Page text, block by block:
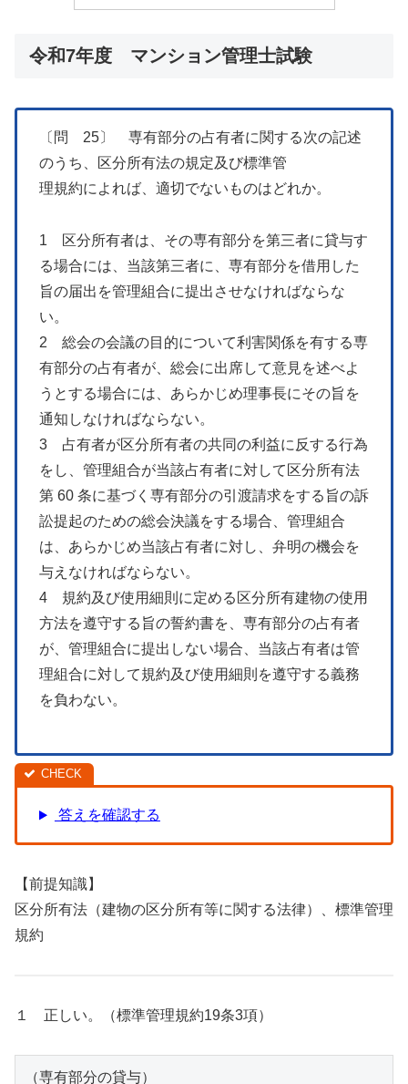
令和7年度 マンション管理士試験
〔問 25〕 専有部分の占有者に関する次の記述
のうち、区分所有法の規定及び標準管
理規約によれば、適切でないものはどれか。
1 区分所有者は、その専有部分を第三者に貸与す
る場合には、当該第三者に、専有部分を借用した
旨の届出を管理組合に提出させなければならな
い。
2 総会の会議の目的について利害関係を有する専
有部分の占有者が、総会に出席して意見を述べよ
うとする場合には、あらかじめ理事長にその旨を
通知しなければならない。
3 占有者が区分所有者の共同の利益に反する行為
をし、管理組合が当該占有者に対して区分所有法
第 60 条に基づく専有部分の引渡請求をする旨の訴
訟提起のための総会決議をする場合、管理組合
は、あらかじめ当該占有者に対し、弁明の機会を
与えなければならない。
4 規約及び使用細則に定める区分所有建物の使用
方法を遵守する旨の誓約書を、専有部分の占有者
が、管理組合に提出しない場合、当該占有者は管
理組合に対して規約及び使用細則を遵守する義務
を負わない。
答えを確認する
【前提知識】
区分所有法（建物の区分所有等に関する法律）、標準管理
規約
１ 正しい。（標準管理規約19条3項）
（専有部分の貸与）